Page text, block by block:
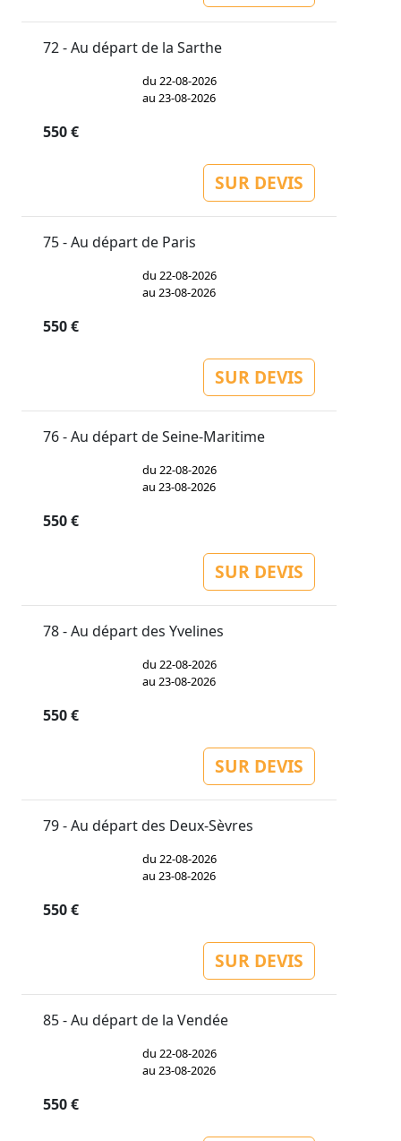
72 - Au départ de la Sarthe
du 22-08-2026
au 23-08-2026
550 €
SUR DEVIS
75 - Au départ de Paris
du 22-08-2026
au 23-08-2026
550 €
SUR DEVIS
76 - Au départ de Seine-Maritime
du 22-08-2026
au 23-08-2026
550 €
SUR DEVIS
78 - Au départ des Yvelines
du 22-08-2026
au 23-08-2026
550 €
SUR DEVIS
79 - Au départ des Deux-Sèvres
du 22-08-2026
au 23-08-2026
550 €
SUR DEVIS
85 - Au départ de la Vendée
du 22-08-2026
au 23-08-2026
550 €